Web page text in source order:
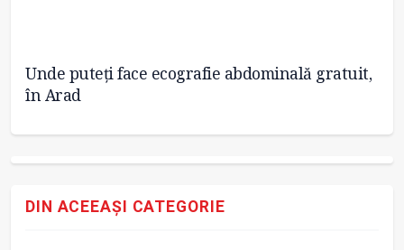
Unde puteți face ecografie abdominală gratuit,
în Arad
DIN ACEEAȘI CATEGORIE